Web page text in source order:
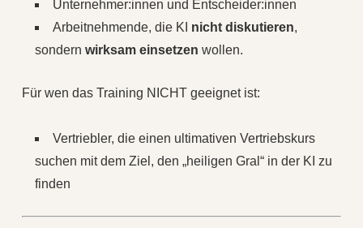
Unternehmer:innen und Entscheider:innen
Arbeitnehmende, die KI nicht diskutieren,
sondern wirksam einsetzen wollen.
Für wen das Training NICHT geeignet ist:
Vertriebler, die einen ultimativen Vertriebskurs
suchen mit dem Ziel, den „heiligen Gral“ in der KI zu
finden